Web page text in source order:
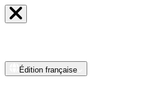
Édition française